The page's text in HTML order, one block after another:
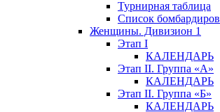
Турнирная таблица
Список бомбардиров
Женщины. Дивизион 1
Этап I
КАЛЕНДАРЬ
Этап II. Группа «А»
КАЛЕНДАРЬ
Этап II. Группа «Б»
КАЛЕНДАРЬ